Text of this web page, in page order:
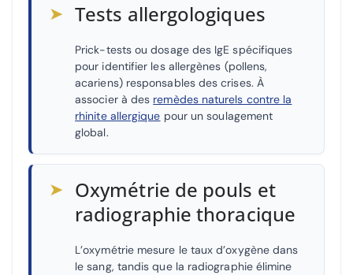
➤ Tests allergologiques
Prick-tests ou dosage des IgE spécifiques
pour identifier les allergènes (pollens,
acariens) responsables des crises. À
associer à des remèdes naturels contre la
rhinite allergique pour un soulagement
global.
➤ Oxymétrie de pouls et
radiographie thoracique
L’oxymétrie mesure le taux d’oxygène dans
le sang, tandis que la radiographie élimine